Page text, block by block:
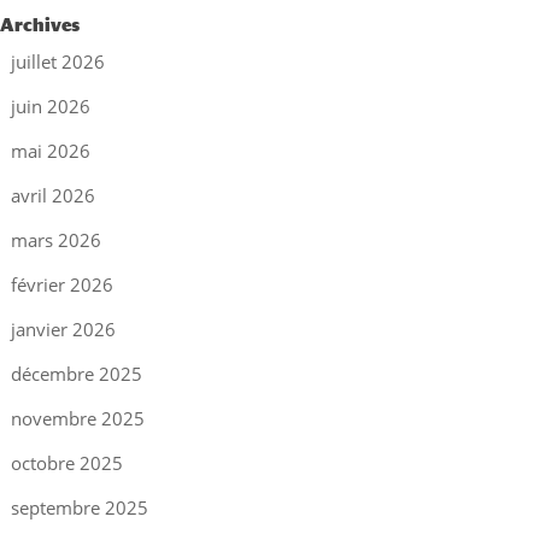
Archives
juillet 2026
juin 2026
mai 2026
avril 2026
mars 2026
février 2026
janvier 2026
décembre 2025
novembre 2025
octobre 2025
septembre 2025